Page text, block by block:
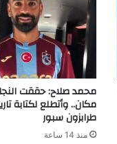
محمد صلاح: حققت
مكان.. وأتطلع لكتابة
طرابزون سبور
منذ 14 ساعة